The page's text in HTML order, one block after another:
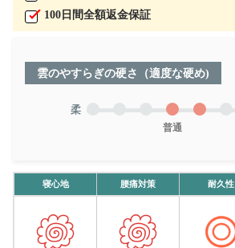
100日間全額返金保証
雲のやすらぎの硬さ（適度な硬め)
柔
普通
寝心地 腰痛対策 耐久性